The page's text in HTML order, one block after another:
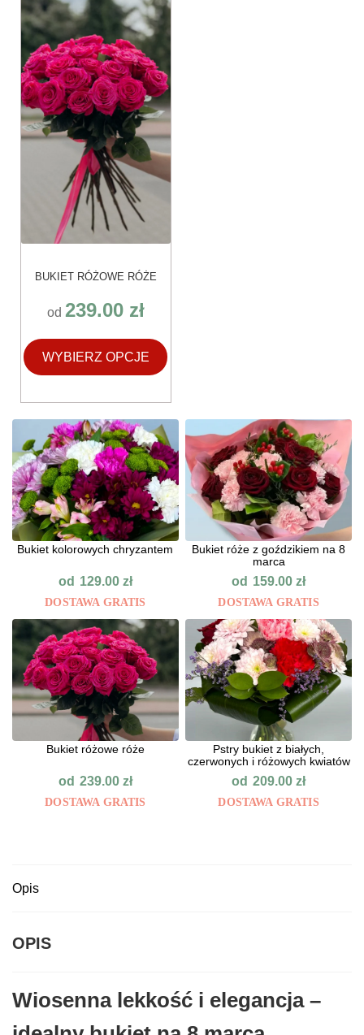
BUKIET RÓŻOWE RÓŻE
od 239.00 zł
WYBIERZ OPCJE
wiele
wariantów.
Opcje
można
wybrać
na
stronie
Bukiet kolorowych chryzantem
od 129.00 zł
DOSTAWA GRATIS
Bukiet róże z goździkiem na 8
marca
od 159.00zł
DOSTAWA GRATIS
Bukiet różowe róże
od 239.00 zł
DOSTAWA GRATIS
Pstry bukiet z białych,
czerwonych i różowych kwiatów
od 209.00zł
DOSTAWA GRATIS
Opis
OPIS
Wiosenna lekkość i elegancja –